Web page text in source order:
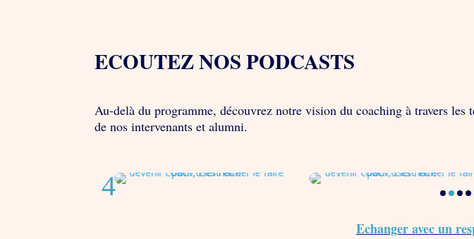
ECOUTEZ NOS PODCASTS
Au-delà du programme, découvrez notre vision du coaching à travers
de nos intervenants et alumni.
Echanger avec un